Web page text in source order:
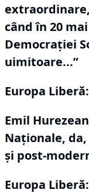
când în 20
Democrației
uimitoare...”
Europa
Emil
Naționale,
și post-
Europa